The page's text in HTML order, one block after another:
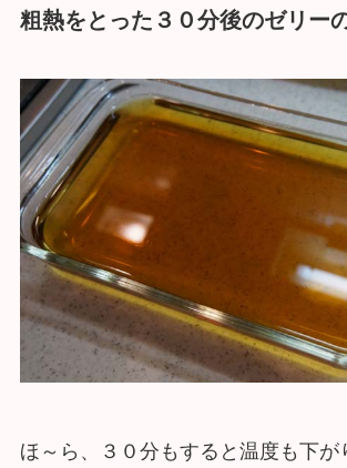
粗熱をとった３０分後のゼリー
ほ～ら、３０分もすると温度も下が